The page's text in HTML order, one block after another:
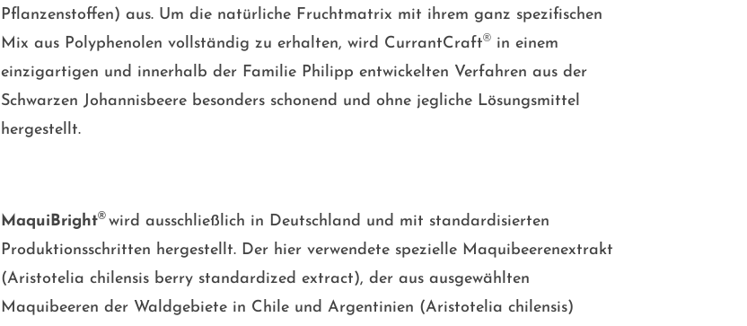
Pflanzenstoffen) aus. Um die natürliche Fruchtmatrix mit ihrem ganz spezifischen
Mix aus Polyphenolen vollständig zu erhalten, wird CurrantCraft®in einem
einzigartigen und innerhalb der Familie Philipp entwickelten Verfahren aus der
Schwarzen Johannisbeere besonders schonend und ohne jegliche Lösungsmittel
hergestellt.
MaquiBright® wird ausschließlich in Deutschland und mit standardisierten
Produktionsschritten hergestellt. Der hier verwendete spezielle Maquibeerenextrakt
(Aristotelia chilensis berry standardized extract), der aus ausgewählten
Maquibeeren der Waldgebiete in Chile und Argentinien (Aristotelia chilensis)